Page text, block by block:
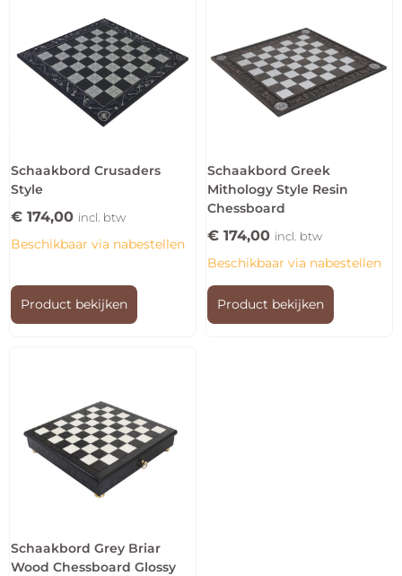
Schaakbord Crusaders
Style
€ 174,00 incl. btw
Beschikbaar via nabestellen
Product bekijken
Schaakbord Greek
Mithology Style Resin
Chessboard
€ 174,00 incl. btw
Beschikbaar via nabestellen
Product bekijken
Schaakbord Grey Briar
Wood Chessboard Glossy